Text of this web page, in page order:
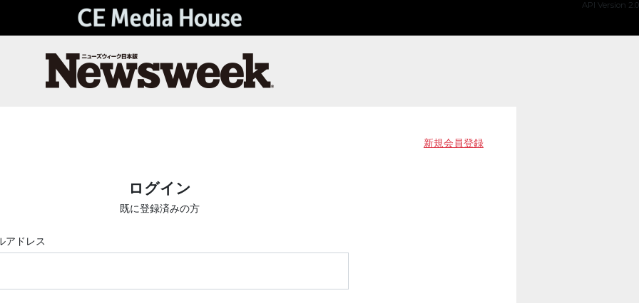
API Version 2.0
新規会員登録
ログイン
既に登録済みの方
アドレス